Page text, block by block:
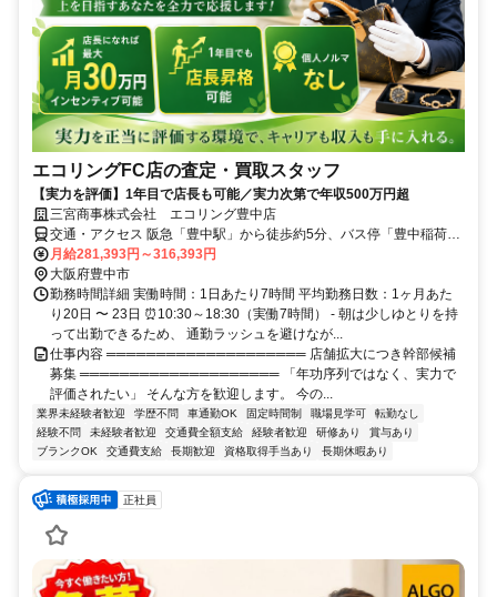
エコリングFC店の査定・買取スタッフ
【実力を評価】1年目で店長も可能／実力次第で年収500万円超
三宮商事株式会社 エコリング豊中店
交通・アクセス 阪急「豊中駅」から徒歩約5分、バス停「豊中稲荷神
社前」徒歩1分
月給281,393円～316,393円
大阪府豊中市
勤務時間詳細 実働時間：1日あたり7時間 平均勤務日数：1ヶ月あた
り20日 〜 23日 ⏰10:30～18:30（実働7時間） - 朝は少しゆとりを持
って出勤できるため、 通勤ラッシュを避けなが...
仕事内容 ════════════════════ 店舗拡大につき幹部候補
募集 ════════════════════ 「年功序列ではなく、実力で
評価されたい」 そんな方を歓迎します。 今の...
業界未経験者歓迎 学歴不問 車通勤OK 固定時間制 職場見学可
転勤なし
経験不問
未経験者歓迎 交通費全額支給 経験者歓迎 研修あり
賞与あり
ブランクOK
交通費支給 長期歓迎 資格取得手当あり 長期休暇あり
正社員